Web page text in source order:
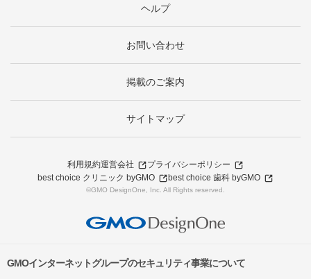
ヘルプ
お問い合わせ
掲載のご案内
サイトマップ
利用規約運営会社
プライバシーポリシー
best choice クリニック byGMO
best choice 歯科 byGMO
©GMO DesignOne, Inc. All Rights reserved.
GMOインターネットグループのセキュリティ事業について